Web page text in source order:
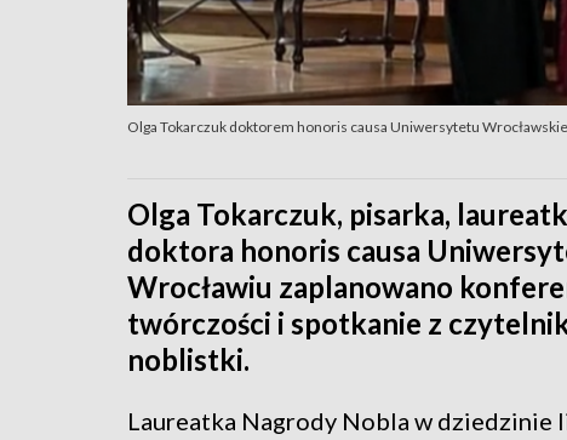
Olga Tokarczuk doktorem honoris causa Uniwersytetu
Olga Tokarczuk, pisarka,
doktora honoris causa
Wrocławiu zaplanowano
twórczości i spotkanie z
noblistki.
Laureatka Nagrody Nobla w dziedzinie